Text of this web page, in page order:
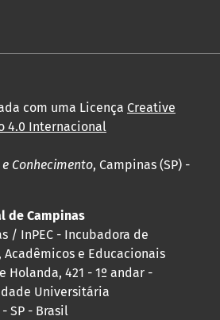
com uma Licença Creative
4.0 Internacional
Conhecimento, Campinas (SP) -
de Campinas
/ InPEC - Incubadora de
e Educacionais
Holanda, 421 - 1º andar -
Universitária
SP - Brasil